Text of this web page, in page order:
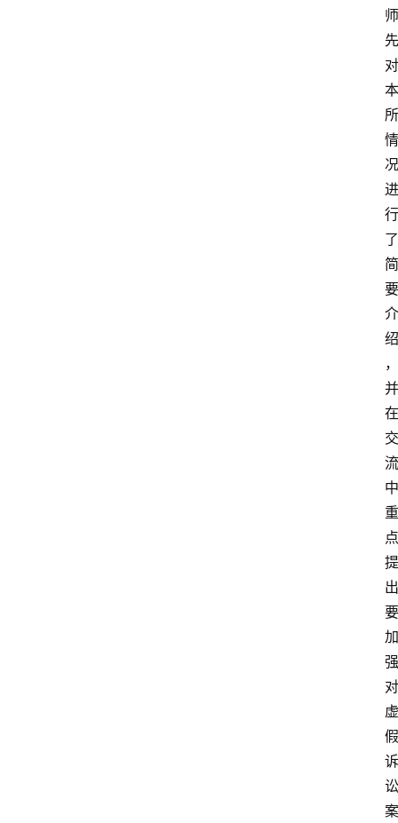
师
先
对
本
所
情
况
进
行
了
简
要
介
绍
，
并
在
交
流
中
重
点
提
出
要
加
强
对
虚
假
诉
讼
案